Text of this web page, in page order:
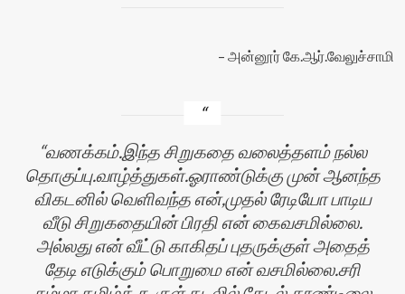
அன்னூர் கே.ஆர்.வேலுச்சாமி
வணக்கம்.இந்த சிறுகதை வலைத்தளம் நல்ல
தொகுப்பு.வாழ்த்துகள்.ஓராண்டுக்கு முன் ஆனந்த
விகடனில் வெளிவந்த என்,முதல் ரேடியோ பாடிய
வீடு சிறுகதையின் பிரதி என் கைவசமில்லை.
அல்லது என் வீட்டு காகிதப் புதருக்குள் அதைத்
தேடி எடுக்கும் பொறுமை என் வசமில்லை.சரி